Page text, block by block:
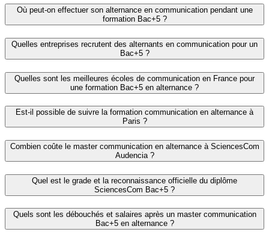
Où peut-on effectuer son alternance en communication pendant une
formation Bac+5 ?
Quelles entreprises recrutent des alternants en communication pour un
Bac+5 ?
Quelles sont les meilleures écoles de communication en France pour
une formation Bac+5 en alternance ?
Est-il possible de suivre la formation communication en alternance à
Paris ?
Combien coûte le master communication en alternance à SciencesCom
Audencia ?
Quel est le grade et la reconnaissance officielle du diplôme
SciencesCom Bac+5 ?
Quels sont les débouchés et salaires après un master communication
Bac+5 en alternance ?